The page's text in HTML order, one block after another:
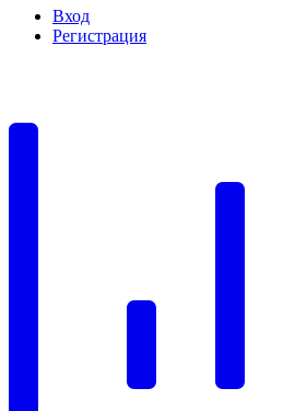
Вход
Регистрация